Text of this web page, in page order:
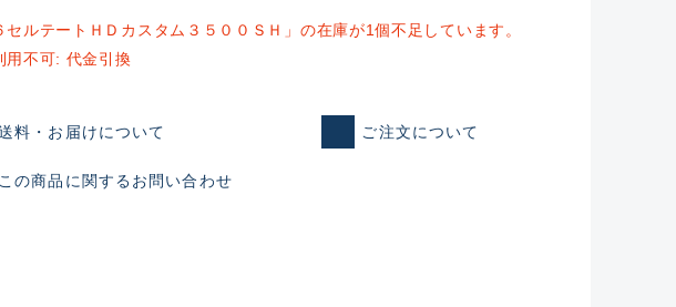
セルテートＨＤカスタム３５００ＳＨ」の在庫が1個不足しています。
用不可: 代金引換
料・お届けについて ご注文について
この商品に関するお問い合わせ